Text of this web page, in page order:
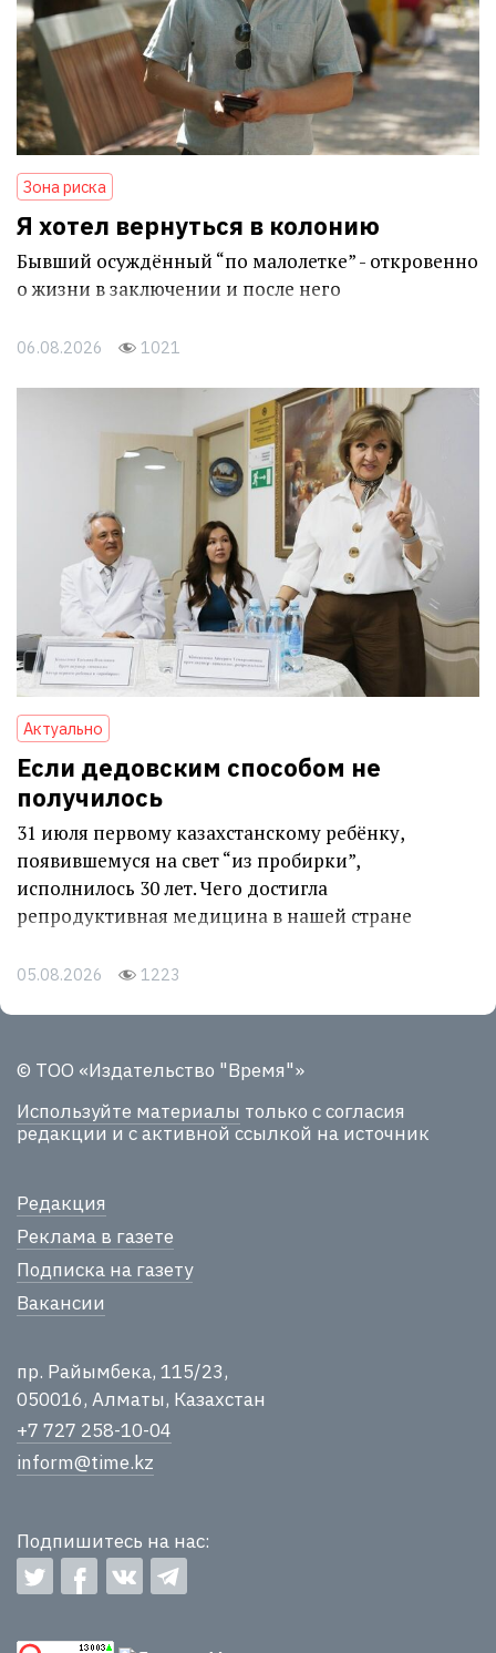
Зона риска
Я хотел вернуться в колонию
Бывший осуждённый “по малолетке” - откровенно
о жизни в заключении и после него
06.08.2026 1021
Актуально
Если дедовским способом не
получилось
31 июля первому казахстанскому ребёнку,
появившемуся на свет “из пробирки”,
исполнилось 30 лет. Чего достигла
репродуктивная медицина в нашей стране
05.08.2026 1223
© ТОО «Издательство "Время"»
Используйте материалы только с согласия
редакции и с активной ссылкой на источник
Редакция
Реклама в газете
Подписка на газету
Вакансии
пр. Райымбека, 115/23,
050016, Алматы, Казахстан
+7 727 258-10-04
inform@time.kz
Подпишитесь на нас: